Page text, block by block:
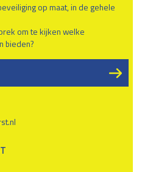
op maat, in de gehele
om te kijken welke
bieden?